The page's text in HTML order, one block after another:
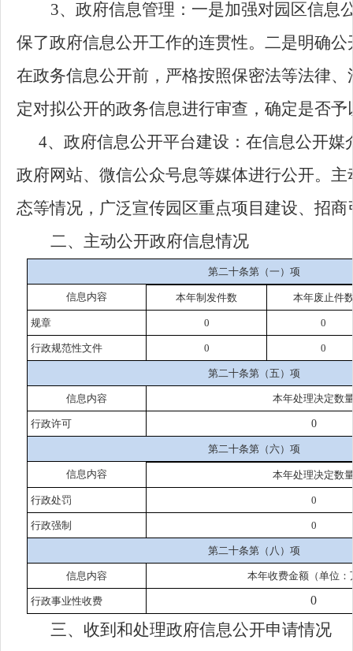
3、 政府信息管理： 一是加强对园区信息
保了政府信息公开工作的连贯性。二是明确
在政务信息公开前，严格按照保密法等法律
定对拟公开的政务信息进行审查，确定是否予
4、政府信息公开平台建设：在信息公开媒
政府网站、 微信公众号息等媒体进行公开。主
态等情况，广泛宣传园区重点项目建设、招
二、主动公开政府信息情况
第二十条第（一）项
信息内容 本年制发件数 本年废止件
规章 0 0
行政规范性文件 0 0
第二十条第（五）项
信息内容 本年处理决定数
行政许可 0
第二十条第（六）项
信息内容 本年处理决定数
行政处罚 0
行政强制 0
第二十条第（八）项
信息内容 本年收费金额（单位：
行政事业性收费 0
三、收到和处理政府信息公开申请情况